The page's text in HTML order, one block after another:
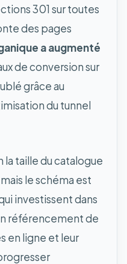
301 sur toutes
des pages
a augmenté
de conversion sur
grâce au
du tunnel
la taille du catalogue
le schéma est
investissent dans
référencement de
en ligne et leur